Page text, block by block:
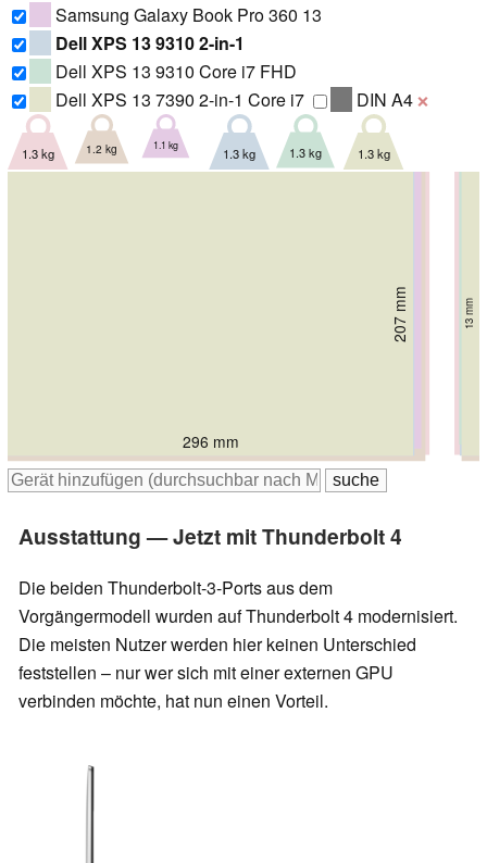
Samsung Galaxy Book Pro 360 13
Dell XPS 13 9310 2-in-1
Dell XPS 13 9310 Core i7 FHD
Dell XPS 13 7390 2-in-1 Core i7
DIN A4 ❌
308 mm
206.4 mm 18.2 mm
1.3 kg
305 mm
211 mm 13 mm
1.2 kg
302 mm
202 mm 13 mm
1.1 kg
297 mm
207 mm 14.35 mm
1.3 kg
199 mm 14.8 mm
1.3 kg
296 mm
207 mm 13 mm
1.3 kg
Ausstattung — Jetzt mit Thunderbolt 4
Die beiden Thunderbolt-3-Ports aus dem
Vorgängermodell wurden auf Thunderbolt 4 modernisiert.
Die meisten Nutzer werden hier keinen Unterschied
feststellen – nur wer sich mit einer externen GPU
verbinden möchte, hat nun einen Vorteil.